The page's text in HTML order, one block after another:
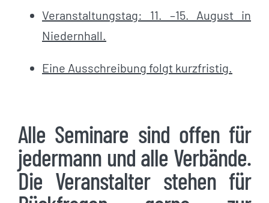
Veranstaltungstag: 11. –15. August in
Niedernhall.
Eine Ausschreibung folgt kurzfristig.
Alle Seminare sind offen für
jedermann und alle Verbände.
Die Veranstalter stehen für